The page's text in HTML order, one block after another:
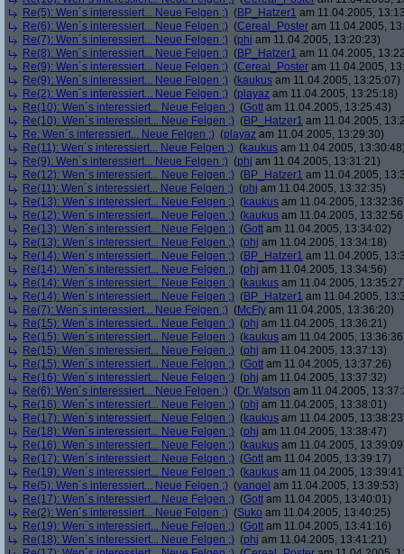
Re(5): Wen´s interessiert... Neue Felgen ;) (BP_Hatzer1 am 11.04.2005,
Re(6): Wen´s interessiert... Neue Felgen ;) (Cereal_Poster am 11.04.2005,
Re(7): Wen´s interessiert... Neue Felgen ;) (phj am 11.04.2005, 13:20:23)
Re(8): Wen´s interessiert... Neue Felgen ;) (BP_Hatzer1 am 11.04.2005,
Re(9): Wen´s interessiert... Neue Felgen ;) (Cereal_Poster am 11.04.2005,
Re(9): Wen´s interessiert... Neue Felgen ;) (kaukus am 11.04.2005, 13:25:07)
Re(2): Wen´s interessiert... Neue Felgen ;) (playaz am 11.04.2005, 13:25:18)
Re(10): Wen´s interessiert... Neue Felgen ;) (Gott am 11.04.2005, 13:25:43)
Re(10): Wen´s interessiert... Neue Felgen ;) (BP_Hatzer1 am 11.04.2005,
Re: Wen´s interessiert... Neue Felgen ;) (playaz am 11.04.2005, 13:29:30)
Re(11): Wen´s interessiert... Neue Felgen ;) (kaukus am 11.04.2005,
Re(9): Wen´s interessiert... Neue Felgen ;) (phj am 11.04.2005, 13:31:21)
Re(12): Wen´s interessiert... Neue Felgen ;) (BP_Hatzer1 am 11.04.2005,
Re(11): Wen´s interessiert... Neue Felgen ;) (phj am 11.04.2005, 13:32:35)
Re(13): Wen´s interessiert... Neue Felgen ;) (kaukus am 11.04.2005,
Re(12): Wen´s interessiert... Neue Felgen ;) (kaukus am 11.04.2005,
Re(13): Wen´s interessiert... Neue Felgen ;) (Gott am 11.04.2005, 13:34:02)
Re(13): Wen´s interessiert... Neue Felgen ;) (phj am 11.04.2005, 13:34:18)
Re(14): Wen´s interessiert... Neue Felgen ;) (BP_Hatzer1 am 11.04.2005,
Re(14): Wen´s interessiert... Neue Felgen ;) (phj am 11.04.2005, 13:34:56)
Re(14): Wen´s interessiert... Neue Felgen ;) (kaukus am 11.04.2005,
Re(14): Wen´s interessiert... Neue Felgen ;) (BP_Hatzer1 am 11.04.2005,
Re(7): Wen´s interessiert... Neue Felgen ;) (McFly am 11.04.2005, 13:36:20)
Re(15): Wen´s interessiert... Neue Felgen ;) (phj am 11.04.2005, 13:36:21)
Re(15): Wen´s interessiert... Neue Felgen ;) (kaukus am 11.04.2005,
Re(15): Wen´s interessiert... Neue Felgen ;) (phj am 11.04.2005, 13:37:13)
Re(15): Wen´s interessiert... Neue Felgen ;) (Gott am 11.04.2005, 13:37:26)
Re(16): Wen´s interessiert... Neue Felgen ;) (phj am 11.04.2005, 13:37:32)
Re(6): Wen´s interessiert... Neue Felgen ;) (Dr. Watson am 11.04.2005,
Re(16): Wen´s interessiert... Neue Felgen ;) (phj am 11.04.2005, 13:38:01)
Re(17): Wen´s interessiert... Neue Felgen ;) (kaukus am 11.04.2005,
Re(18): Wen´s interessiert... Neue Felgen ;) (phj am 11.04.2005, 13:38:47)
Re(16): Wen´s interessiert... Neue Felgen ;) (kaukus am 11.04.2005,
Re(17): Wen´s interessiert... Neue Felgen ;) (Gott am 11.04.2005, 13:39:17)
Re(19): Wen´s interessiert... Neue Felgen ;) (kaukus am 11.04.2005,
Re(5): Wen´s interessiert... Neue Felgen ;) (yangel am 11.04.2005, 13:39:53)
Re(17): Wen´s interessiert... Neue Felgen ;) (Gott am 11.04.2005, 13:40:01)
Re(2): Wen´s interessiert... Neue Felgen ;) (Suko am 11.04.2005, 13:40:25)
Re(19): Wen´s interessiert... Neue Felgen ;) (Gott am 11.04.2005, 13:41:16)
Re(18): Wen´s interessiert... Neue Felgen ;) (phj am 11.04.2005, 13:41:21)